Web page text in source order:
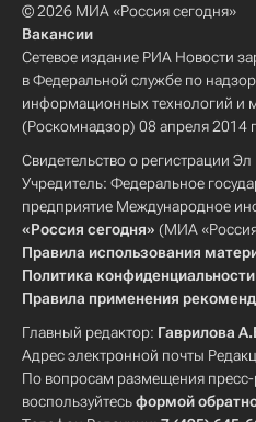
© 2026 МИА «Россия сегодня»
Вакансии
Сетевое издание РИА Новости
в Федеральной службе по
информационных технологий и
(Роскомнадзор) 08 апреля 2014
Свидетельство о регистрации
Учредитель: Федеральное
предприятие Международное
«Россия сегодня» (МИА
Правила использования
Политика конфиденциальности
Правила применения
Главный редактор: Гаврилова
Адрес электронной почты
По вопросам размещения
воспользуйтесьформой